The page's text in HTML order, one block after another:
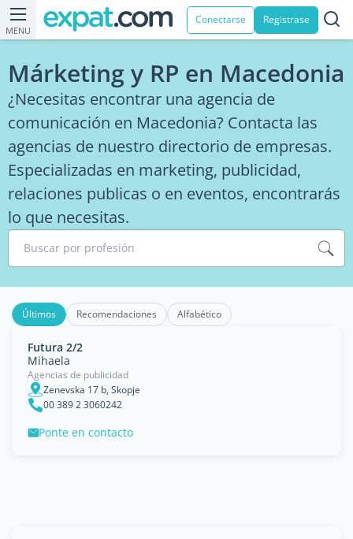
MENU
Conectarse Registrase
Márketing y RP en Macedonia
¿Necesitas encontrar una agencia de
comunicación en Macedonia? Contacta las
agencias de nuestro directorio de empresas.
Especializadas en marketing, publicidad,
relaciones publicas o en eventos, encontrarás
lo que necesitas.
Buscar por profesión
Últimos Recomendaciones Alfabético
Futura 2/2
Mihaela
Agencias de publicidad
Zenevska 17 b, Skopje
00 389 2 3060242
Ponte en contacto